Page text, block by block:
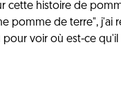
cette histoire de
pomme de terre",
voir où est-ce